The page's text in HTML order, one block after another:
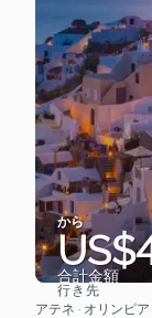
から
合計金額
行き先
アテネ · オリンピ